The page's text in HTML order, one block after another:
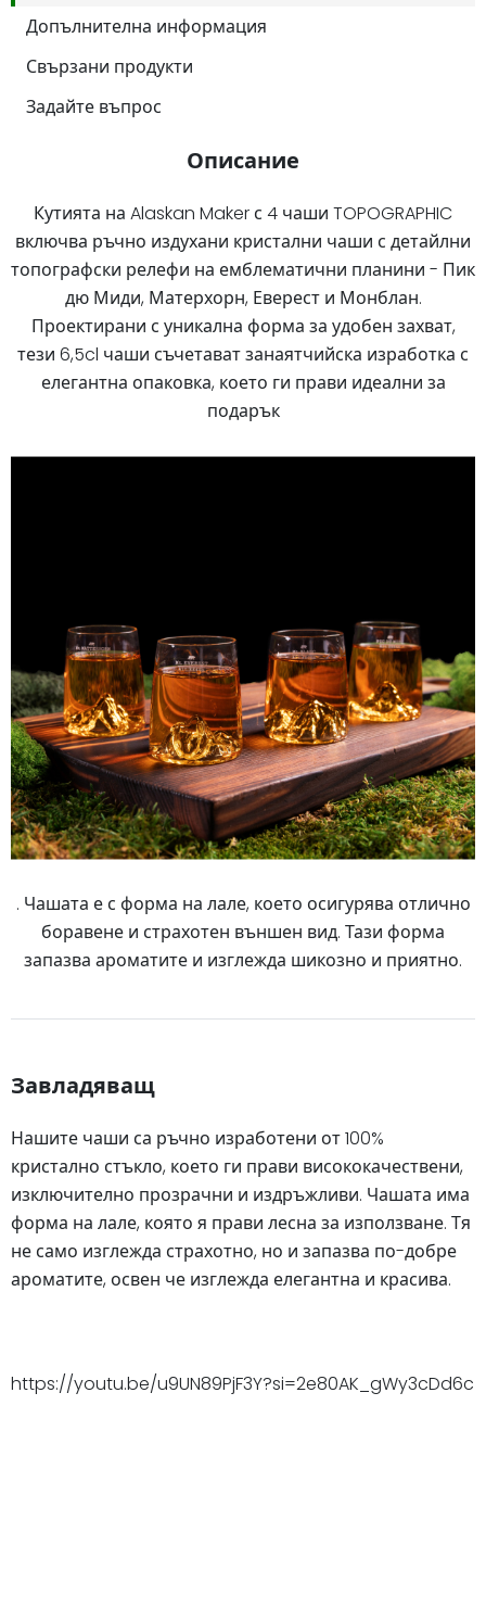
Допълнителна информация
Свързани продукти
Задайте въпрос
Описание
Кутията на Alaskan Maker с 4 чаши TOPOGRAPHIC
включва ръчно издухани кристални чаши с детайлни
топографски релефи на емблематични планини - Пик
дю Миди, Матерхорн, Еверест и Монблан.
Проектирани с уникална форма за удобен захват,
тези 6,5cl чаши съчетават занаятчийска изработка с
елегантна опаковка, което ги прави идеални за
подарък
. Чашата е с форма на лале, което осигурява отлично
боравене и страхотен външен вид. Тази форма
запазва ароматите и изглежда шикозно и приятно.
Завладяващ
Нашите чаши са ръчно изработени от 100%
кристално стъкло, което ги прави висококачествени,
изключително прозрачни и издръжливи. Чашата има
форма на лале, която я прави лесна за използване. Тя
не само изглежда страхотно, но и запазва по-добре
ароматите, освен че изглежда елегантна и красива.
https://youtu.be/u9UN89PjF3Y?si=2e80AK_gWy3cDd6c